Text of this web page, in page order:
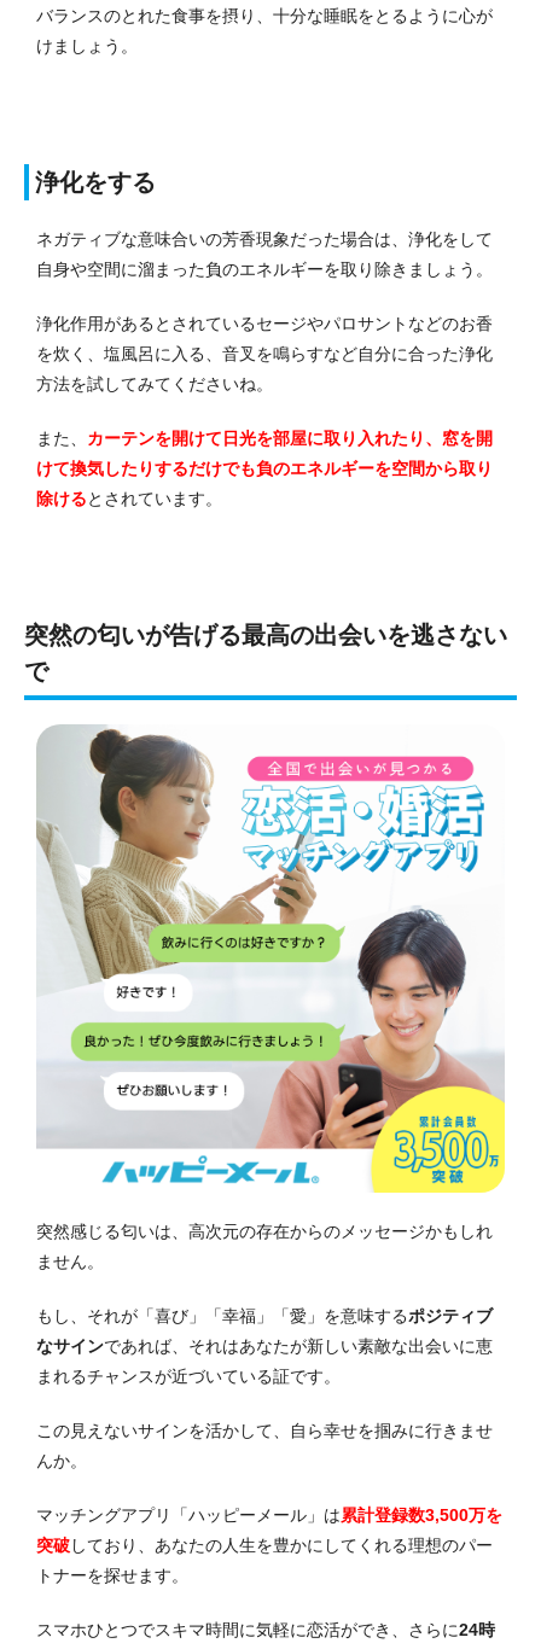
バランスのとれた食事を摂り、十分な睡眠をとるように心が
けましょう。
浄化をする
ネガティブな意味合いの芳香現象だった場合は、浄化をして
自身や空間に溜まった負のエネルギーを取り除きましょう。
浄化作用があるとされているセージやパロサントなどのお香
を炊く、塩風呂に入る、音叉を鳴らすなど自分に合った浄化
方法を試してみてくださいね。
また、 カーテンを開けて日光を部屋に取り入れたり、窓を開
けて換気したりするだけでも負のエネルギーを空間から取り
除けるとされています。
突然の匂いが告げる最高の出会いを逃さない
で
突然感じる匂いは、高次元の存在からのメッセージかもしれ
ません。
もし、それが「喜び」「幸福」「愛」を意味するポジティブ
なサインであれば、それはあなたが新しい素敵な出会いに恵
まれるチャンスが近づいている証です。
この見えないサインを活かして、自ら幸せを掴みに行きませ
んか。
マッチングアプリ「ハッピーメール」は累計登録数3,500万を
突破しており、あなたの人生を豊かにしてくれる理想のパー
トナーを探せます。
スマホひとつでスキマ時間に気軽に恋活ができ、さらに24時